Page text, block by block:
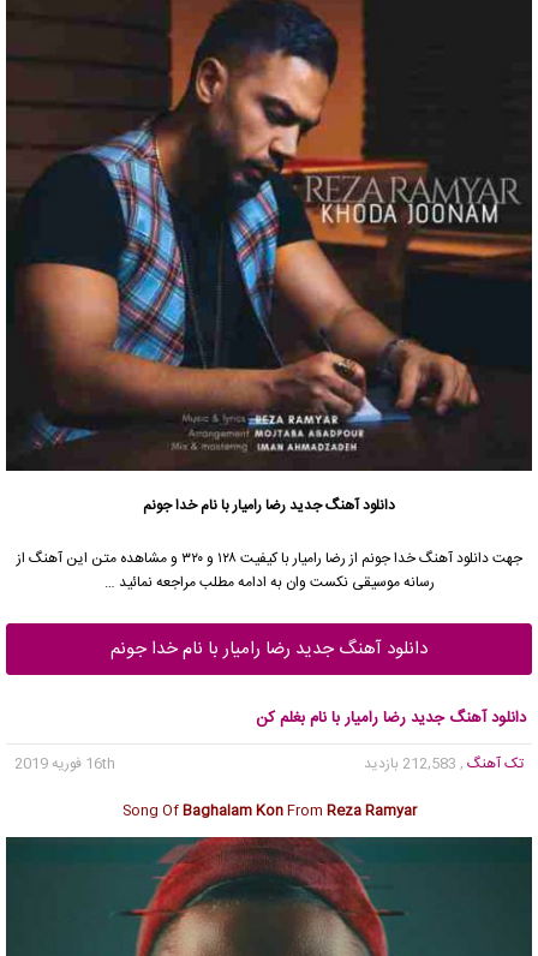
دانلود آهنگ جدیدرضا رامیاربا نام خدا جونم
جهت دانلود آهنگ خدا جونم از رضا رامیار
با کیفیت ۱۲۸ و ۳۲۰ و مشاهده متن این آهنگ از
رسانه موسیقی نکست وان به ادامه مطلب مراجعه نمائید …
دانلود آهنگ جدید رضا رامیار با نام خدا جونم
دانلود آهنگ جدید رضا رامیار با نام بغلم کن
تک آهنگ , 212,583 بازدید
16th فوریه 2019
Song OfBaghalam KonFrom Reza Ramyar